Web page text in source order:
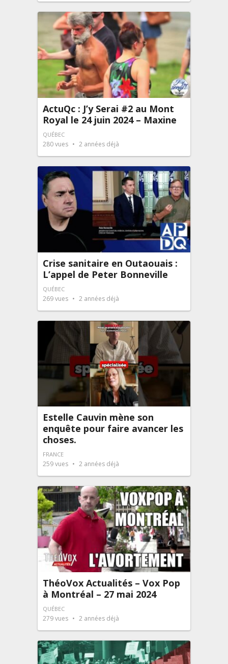
ActuQc : J’y Serai #2 au Mont
Royal le 24 juin 2024 – Maxine
QUÉBEC
280vues 2 années déjà
Crise sanitaire en Outaouais :
L’appel de Peter Bonneville
QUÉBEC
269vues 2 années déjà
Estelle Cauvin mène son
enquête pour faire avancer les
choses.
FRANCE
259vues 2 années déjà
ThéoVox Actualités – Vox Pop
à Montréal – 27 mai 2024
QUÉBEC
279vues 2 années déjà